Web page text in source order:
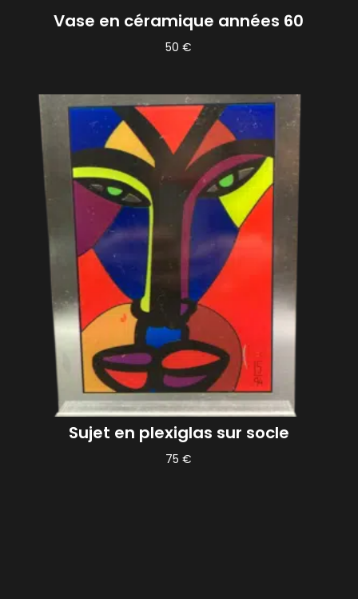
Vase en céramique années 60
50€
Sujet en plexiglas sur socle
75€